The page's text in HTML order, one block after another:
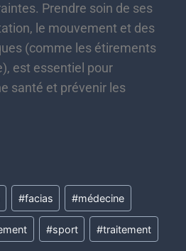
Prendre soin de ses
le mouvement et des
(comme les étirements
est essentiel pour
santé et prévenir les
#facias #médecine
#sport #traitement